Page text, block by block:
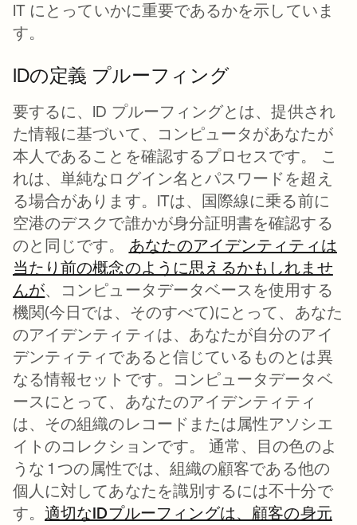
IT にとっていかに重要であるかを示していま
す。
IDの定義 プルーフィング
要するに、ID プルーフィングとは、提供され
た情報に基づいて、コンピュータがあなたが
本人であることを確認するプロセスです。 こ
れは、単純なログイン名とパスワードを超え
る場合があります。ITは、国際線に乗る前に
空港のデスクで誰かが身分証明書を確認する
のと同じです。 あなたのアイデンティティ は
当たり前の概念のように思えるかもしれませ
んが新しいタブで開く
、コンピュータデータベースを使用する
機関(今日では、そのすべて)にとって、あなた
のアイデンティティは、あなたが自分のアイ
デンティティであると信じているものとは異
なる情報セットです。コンピュータデータベ
ースにとって、あなたのアイデンティティ
は、その組織のレコードまたは属性アソシエ
イトのコレクションです。 通常、目の色のよ
うな 1 つの属性では、組織の顧客である他の
個人に対してあなたを識別するには不十分で
す。適切なIDプルーフィングは、顧客の身元